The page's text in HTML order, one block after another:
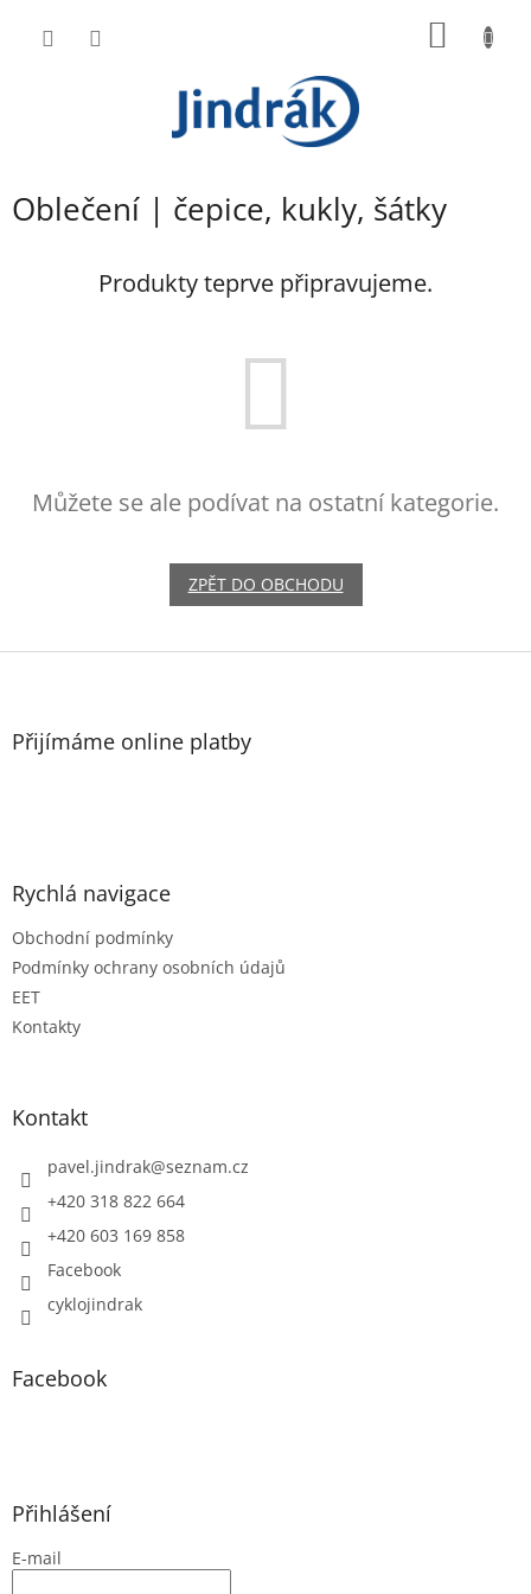
Oblečení | čepice, kukly, šátky
Produkty teprve připravujeme.
Můžete se ale podívat na ostatní kategorie.
ZPĚT DO OBCHODU
Z
Přijímáme online platby
Rychlá navigace
Obchodní podmínky
Podmínky ochrany osobních údajů
EET
Kontakty
Kontakt
pavel.jindrak@seznam.cz
+420 318 822 664
+420 603 169 858
Facebook
cyklojindrak
Facebook
Přihlášení
E-mail